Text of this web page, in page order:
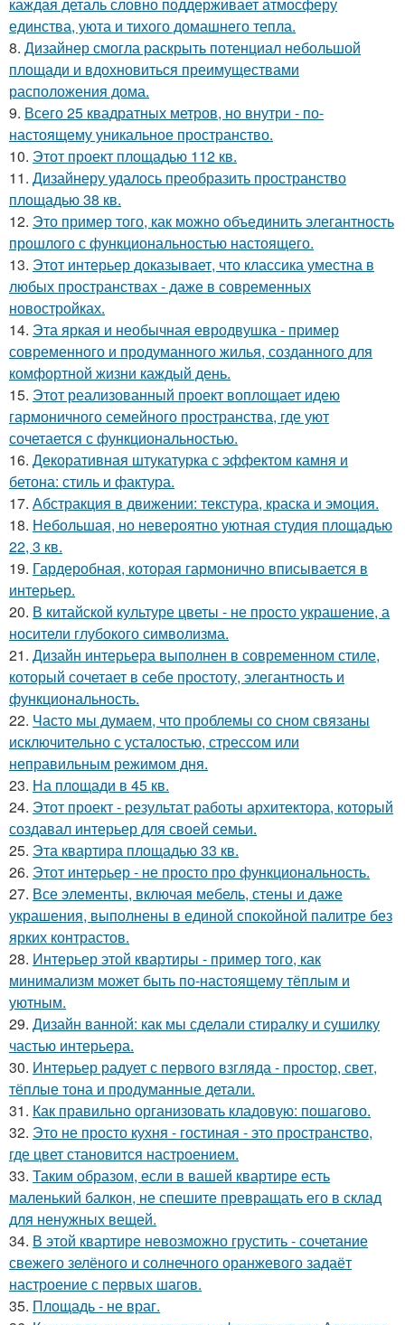
каждая деталь словно поддерживает атмосферу
единства, уюта и тихого домашнего тепла.
8. Дизайнер смогла раскрыть потенциал небольшой
площади и вдохновиться преимуществами
расположения дома.
9. Всего 25 квадратных метров, но внутри - по-
настоящему уникальное пространство.
10. Этот проект площадью 112 кв.
11. Дизайнеру удалось преобразить пространство
площадью 38 кв.
12. Это пример того, как можно объединить элегантность
прошлого с функциональностью настоящего.
13. Этот интерьер доказывает, что классика уместна в
любых пространствах - даже в современных
новостройках.
14. Эта яркая и необычная евродвушка - пример
современного и продуманного жилья, созданного для
комфортной жизни каждый день.
15. Этот реализованный проект воплощает идею
гармоничного семейного пространства, где уют
сочетается с функциональностью.
16. Декоративная штукатурка с эффектом камня и
бетона: стиль и фактура.
17. Абстракция в движении: текстура, краска и эмоция.
18. Небольшая, но невероятно уютная студия площадью
22, 3 кв.
19. Гардеробная, которая гармонично вписывается в
интерьер.
20. В китайской культуре цветы - не просто украшение, а
носители глубокого символизма.
21. Дизайн интерьера выполнен в современном стиле,
который сочетает в себе простоту, элегантность и
функциональность.
22. Часто мы думаем, что проблемы со сном связаны
исключительно с усталостью, стрессом или
неправильным режимом дня.
23. На площади в 45 кв.
24. Этот проект - результат работы архитектора, который
создавал интерьер для своей семьи.
25. Эта квартира площадью 33 кв.
26. Этот интерьер - не просто про функциональность.
27. Все элементы, включая мебель, стены и даже
украшения, выполнены в единой спокойной палитре без
ярких контрастов.
28. Интерьер этой квартиры - пример того, как
минимализм может быть по-настоящему тёплым и
уютным.
29. Дизайн ванной: как мы сделали стиралку и сушилку
частью интерьера.
30. Интерьер радует с первого взгляда - простор, свет,
тёплые тона и продуманные детали.
31. Как правильно организовать кладовую: пошагово.
32. Это не просто кухня - гостиная - это пространство,
где цвет становится настроением.
33. Таким образом, если в вашей квартире есть
маленький балкон, не спешите превращать его в склад
для ненужных вещей.
34. В этой квартире невозможно грустить - сочетание
свежего зелёного и солнечного оранжевого задаёт
настроение с первых шагов.
35. Площадь - не враг.